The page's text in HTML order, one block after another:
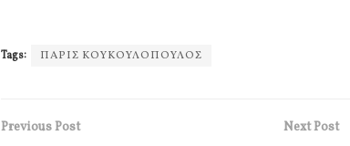
Tags: ΠΑΡΙΣ ΚΟΥΚΟΥΛΟΠΟΥΛΟΣ
Previous Post Next Post